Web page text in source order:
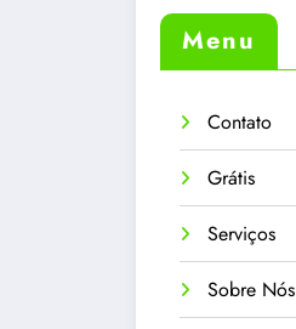
Menu
Contato
Grátis
Serviços
Sobre Nós